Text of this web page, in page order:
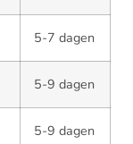
5-7 dagen
5-9 dagen
5-9 dagen